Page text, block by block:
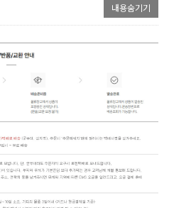
내용숨기기